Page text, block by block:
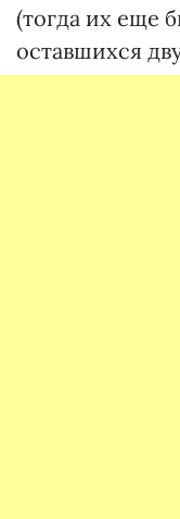
(тогда их еще
оставшихся